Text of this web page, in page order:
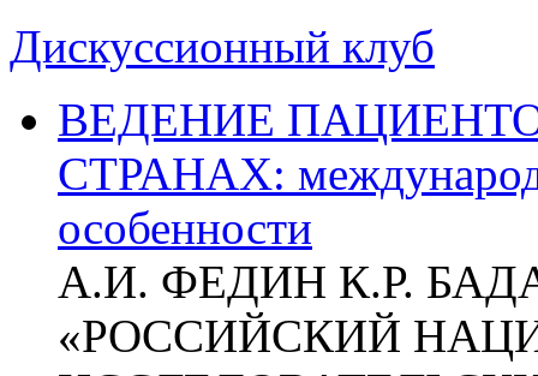
Дискуссионный клуб
ВЕДЕНИЕ
СТРАНАХ:
особенности
А.И. ФЕДИН К.Р.
«РОССИЙСКИЙ